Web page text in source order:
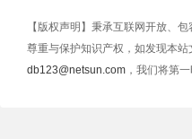
【版权声明】秉承互联网开放、
尊重与保护知识产权，如发现本
db123@netsun.com ，我们将第